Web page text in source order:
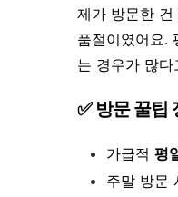
제가 방문한
품절이였어요.
는 경우가 많다
✅ 방문 꿀팁
가급적 평
주말 방문